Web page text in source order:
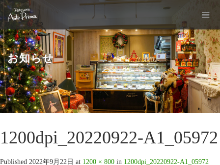
お知らせ
1200dpi_20220922-A1_05972
Published 2022年9月22日 at 1200 × 800 in 1200dpi_20220922-A1_05972